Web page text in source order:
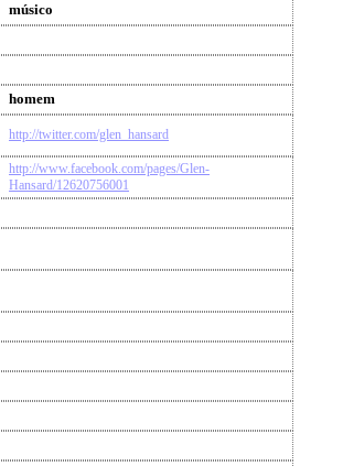
músico
homem
http://twitter.com/glen_hansard
http://www.facebook.com/pages/Glen-
Hansard/12620756001